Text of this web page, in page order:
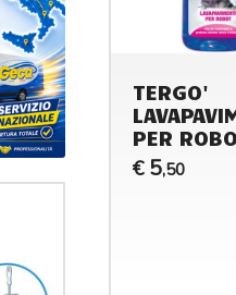
TERGO'
PER
€ 5,50